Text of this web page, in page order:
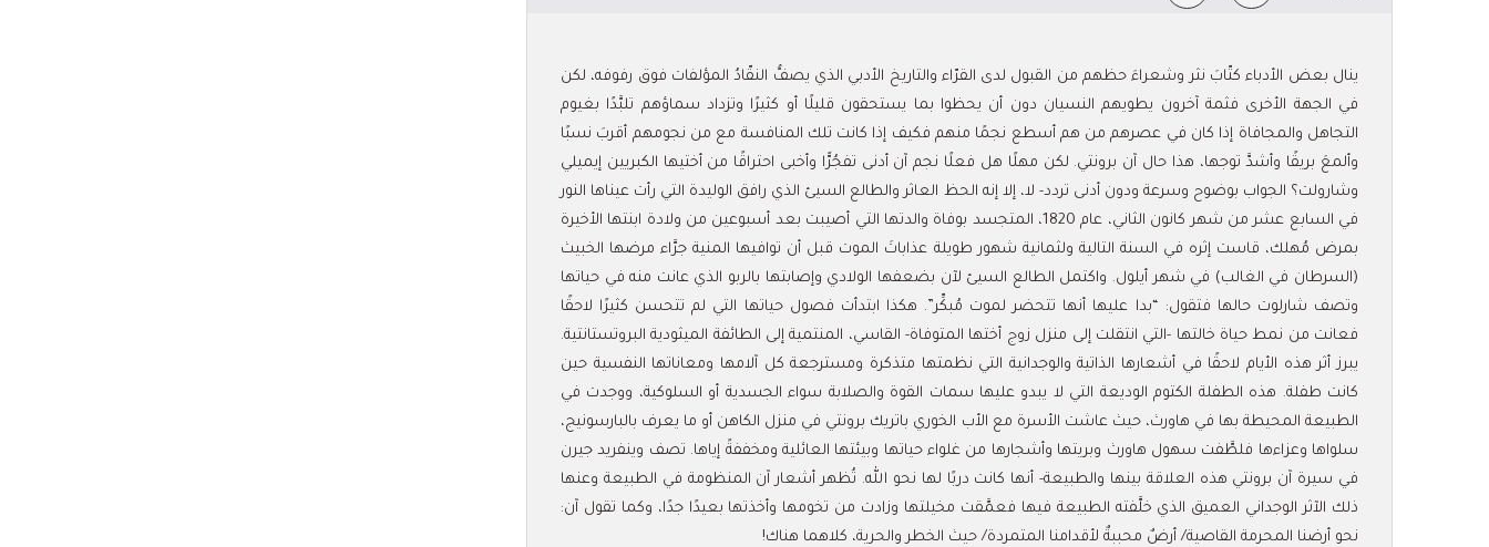
ينال بعض الأدباء كتّابَ نثر وشعراءَ حظهم من القبول لدى القرّاء والتاريخ الأدبي الذي يصفُّ النقّادُ المؤلفات فوق رفوفه، لكن
في الجهة الأخرى فثمة آخرون يطويهم النسيان دون أن يحظوا بما يستحقون قليلًا أو كثيرًا وتزداد سماؤهم تلبَّدًا بغيوم
التجاهل والمجافاة إذا كان في عصرهم من هم أسطع نجمًا منهم فكيف إذا كانت تلك المنافسة مع من نجومهم أقربَ نسبًا
وألمعَ بريقًا وأشدَّ توجها، هذا حال آن برونتي. لكن مهلًا هل فعلًا نجم آن أدنى تفجُرًّا وأخبى احتراقًا من أختيها الكبريين إيميلي
وشارولت؟ الجواب بوضوح وسرعة ودون أدنى تردد- لا، إلا إنه الحظ العاثر والطالع السيئ الذي رافق الوليدة التي رأت عيناها النور
في السابع عشر من شهر كانون الثاني، عام 1820، المتجسد بوفاة والدتها التي أصيبت بعد أسبوعين من ولادة ابنتها الأخيرة
بمرض مُهلك، قاست إثره في السنة التالية ولثمانية شهور طويلة عذاباتَ الموت قبل أن توافيها المنية جرَّاء مرضها الخبيث
(السرطان في الغالب) في شهر أيلول. واكتمل الطالع السيئ لآن بضعفها الولادي وإصابتها بالربو الذي عانت منه في حياتها
وتصف شارلوت حالها فتقول: “بدا عليها أنها تتحضر لموت مُبكِّر”. هكذا ابتدأت فصول حياتها التي لم تتحسن كثيرًا لاحقًا
فعانت من نمط حياة خالتها -التي انتقلت إلى منزل زوج أختها المتوفاة- القاسي، المنتمية إلى الطائفة الميثودية البروتستانتية.
يبرز أثر هذه الأيام لاحقًا في أشعارها الذاتية والوجدانية التي نظمتها متذكرة ومسترجعة كل آلامها ومعاناتها النفسية حين
كانت طفلة. هذه الطفلة الكتوم الوديعة التي لا يبدو عليها سمات القوة والصلابة سواء الجسدية أو السلوكية، ووجدت في
الطبيعة المحيطة بها في هاورث، حيث عاشت الأسرة مع الأب الخوري باتريك برونتي في منزل الكاهن أو ما يعرف بالبارسونيج،
سلواها وعزاءها فلطَّفت سهول هاورث وبريتها وأشجارها من غلواء حياتها وبيئتها العائلية ومخففةً إياها. تصف وينفريد جيرن
في سيرة آن برونتي هذه العلاقة بينها والطبيعة- أنها كانت دربًا لها نحو الله. تُظهر أشعار آن المنظومة في الطبيعة وعنها
ذلك الآثر الوجداني العميق الذي خلَّفته الطبيعة فيها فعمَّقت مخيلتها وزادت من تخومها وأخذتها بعيدًا جدًا، وكما تقول آن:
نحو أرضنا المحرمة القاصية/ أرضٌ محببةٌ لأقدامنا المتمردة/ حيث الخطر والحرية، كلاهما هناك!